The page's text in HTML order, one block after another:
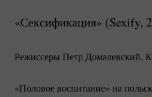
«Сексификация» (Sexify,
Режиссеры Петр Домалевский,
«Половое воспитание» на